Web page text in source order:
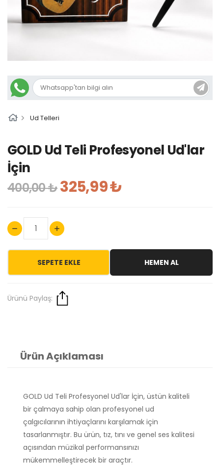
Ud Telleri
GOLD Ud Teli Profesyonel Ud'lar
İçin
400,00 ₺325,99 ₺
SEPETE EKLE HEMEN AL
Ürünü Paylaş:
Ürün Açıklaması
GOLD Ud Teli Profesyonel Ud'lar İçin, üstün kaliteli
bir çalmaya sahip olan profesyonel ud
çalgıcılarının ihtiyaçlarını karşılamak için
tasarlanmıştır. Bu ürün, tız, tını ve genel ses kalitesi
açısından müzikal performansınızı
mükemmelleştirecek bir araçtır.